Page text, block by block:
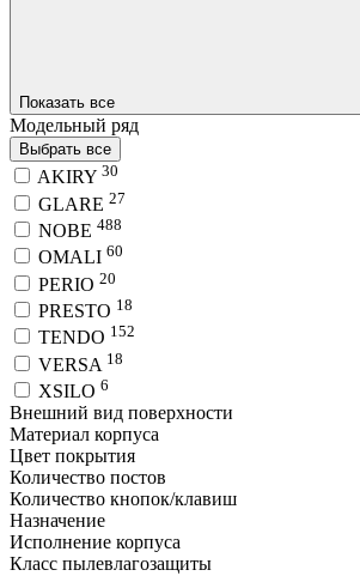
Показать все
Модельный ряд
Выбрать все
AKIRY 30
GLARE 27
NOBE 488
OMALI 60
PERIO 20
PRESTO 18
TENDO 152
VERSA 18
XSILO 6
Внешний вид поверхности
Материал корпуса
Цвет покрытия
Количество постов
Количество кнопок/клавиш
Назначение
Исполнение корпуса
Класс пылевлагозащиты